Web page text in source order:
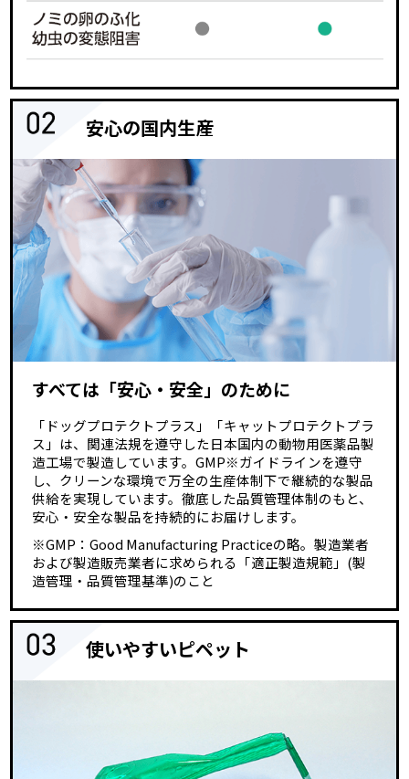
安心の国内生産
すべては「安心・安全」のために
「ドッグプロテクトプラス」「キャットプロテクトプラ
ス」は、関連法規を遵守した日本国内の動物用医薬品製
造工場で製造しています。GMP※ガイドラインを遵守
し、クリーンな環境で万全の生産体制下で継続的な製品
供給を実現しています。徹底した品質管理体制のもと、
安心・安全な製品を持続的にお届けします。
※GMP：Good Manufacturing Practiceの略。製造業者
および製造販売業者に求められる「適正製造規範」(製
造管理・品質管理基準)のこと
使いやすいピペット